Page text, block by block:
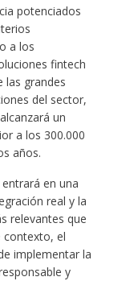
potenciados
a los
fintech
las grandes
del sector,
un
a los 300.000
años.
en una
real y la
relevantes que
contexto, el
implementar la
y